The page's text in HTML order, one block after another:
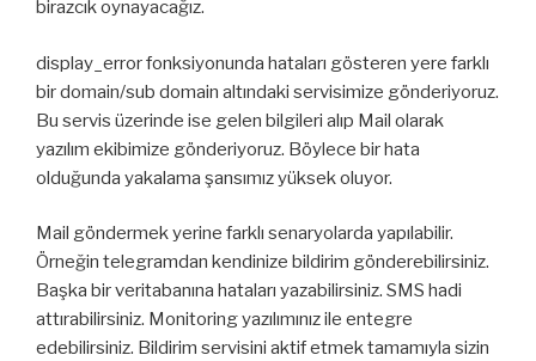
birazcık oynayacağız.
display_error fonksiyonunda hataları gösteren yere farklı
bir domain/sub domain altındaki servisimize gönderiyoruz.
Bu servis üzerinde ise gelen bilgileri alıp Mail olarak
yazılım ekibimize gönderiyoruz. Böylece bir hata
olduğunda yakalama şansımız yüksek oluyor.
Mail göndermek yerine farklı senaryolarda yapılabilir.
Örneğin telegramdan kendinize bildirim gönderebilirsiniz.
Başka bir veritabanına hataları yazabilirsiniz. SMS hadi
attırabilirsiniz. Monitoring yazılımınız ile entegre
edebilirsiniz. Bildirim servisini aktif etmek tamamıyla sizin